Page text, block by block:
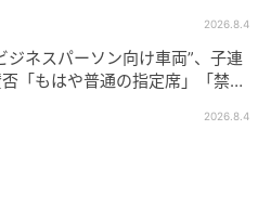
という連絡がきていた。
で、スマホでの撮影は禁止
ているはずなのに、なぜ守
2026.8.4
ジネスパーソン向け車両”、子連
「もはや普通の指定席」「禁止
2026.8.4